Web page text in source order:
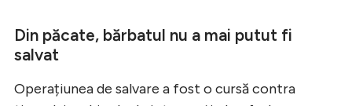
Din păcate, bărbatul nu a mai putut fi
salvat
Operațiunea de salvare a fost o cursă contra